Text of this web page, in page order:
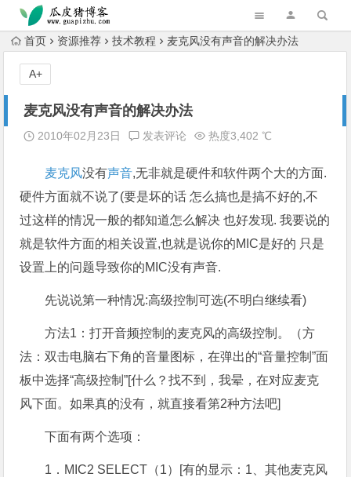
跳转到主内容
首页 资源推荐 技术教程 麦克风没有声音的解决办法
麦克风没有声音的解决办法
2010年02月23日 发表评论 热度3,402 ℃
麦克风没有声音,无非就是硬件和软件两个大的方面.
硬件方面就不说了(要是坏的话 怎么搞也是搞不好的,不
过这样的情况一般的都知道怎么解决 也好发现. 我要说的
就是软件方面的相关设置,也就是说你的MIC是好的 只是
设置上的问题导致你的MIC没有声音.
先说说第一种情况:高级控制可选(不明白继续看)
方法1：打开音频控制的麦克风的高级控制。（方
法：双击电脑右下角的音量图标，在弹出的“音量控制”面
板中选择“高级控制”[什么？找不到，我晕，在对应麦克
风下面。如果真的没有，就直接看第2种方法吧]
下面有两个选项：
1．MIC2 SELECT（1）[有的显示：1、其他麦克风
A+